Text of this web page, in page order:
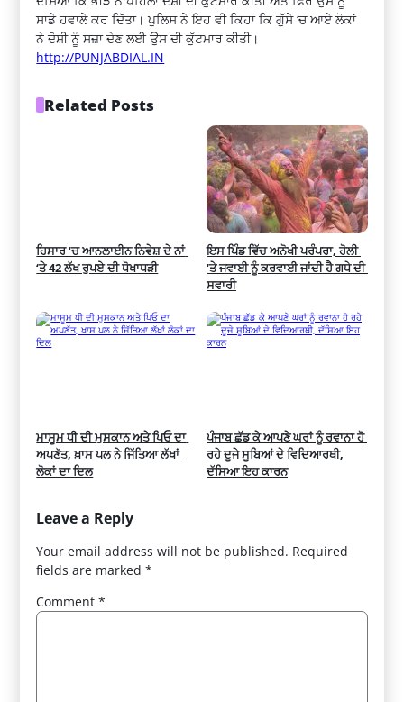
ਸਾਡੇ ਹਵਾਲੇ ਕਰ ਦਿੱਤਾ। ਪੁਲਿਸ ਨੇ ਇਹ ਵੀ ਕਿਹਾ ਕਿ ਗੁੱਸੇ ‘ਚ ਆਏ ਲੋਕਾਂ
ਨੇ ਦੋਸ਼ੀ ਨੂੰ ਸਜ਼ਾ ਦੇਣ ਲਈ ਉਸ ਦੀ ਕੁੱਟਮਾਰ ਕੀਤੀ।
http://PUNJABDIAL.IN
Related Posts
ਹਿਸਾਰ ‘ਚ ਆਨਲਾਈਨ ਨਿਵੇਸ਼ ਦੇ ਨਾਂ
‘ਤੇ 42 ਲੱਖ ਰੁਪਏ ਦੀ ਧੋਖਾਧੜੀ
ਇਸ ਪਿੰਡ ਵਿੱਚ ਅਨੋਖੀ ਪਰੰਪਰਾ, ਹੋਲੀ
‘ਤੇ ਜਵਾਈ ਨੂੰ ਕਰਵਾਈ ਜਾਂਦੀ ਹੈ ਗਧੇ ਦੀ
ਸਵਾਰੀ
ਮਾਸੂਮ ਧੀ ਦੀ ਮੁਸਕਾਨ ਅਤੇ ਪਿਓ ਦਾ
ਅਪਣੱਤ, ਖ਼ਾਸ ਪਲ ਨੇ ਜਿੱਤਿਆ ਲੱਖਾਂ
ਲੋਕਾਂ ਦਾ ਦਿਲ
ਪੰਜਾਬ ਛੱਡ ਕੇ ਆਪਣੇ ਘਰਾਂ ਨੂੰ ਰਵਾਨਾ ਹੋ
ਰਹੇ ਦੂਜੇ ਸੂਬਿਆਂ ਦੇ ਵਿਦਿਆਰਥੀ,
ਦੱਸਿਆ ਇਹ ਕਾਰਨ
Leave a Reply
Your email address will not be published. Required
fields are marked*
Comment*